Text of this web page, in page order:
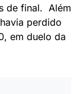
de final. Além
perdido
em duelo da